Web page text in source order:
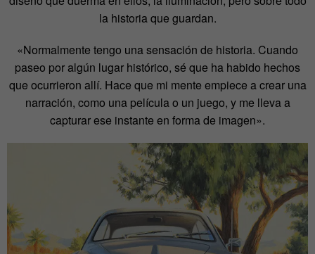
la historia que guardan.
«Normalmente tengo una sensación de historia. Cuando
paseo por algún lugar histórico, sé que ha habido hechos
que ocurrieron allí. Hace que mi mente empiece a crear una
narración, como una película o un juego, y me lleva a
capturar ese instante en forma de imagen».